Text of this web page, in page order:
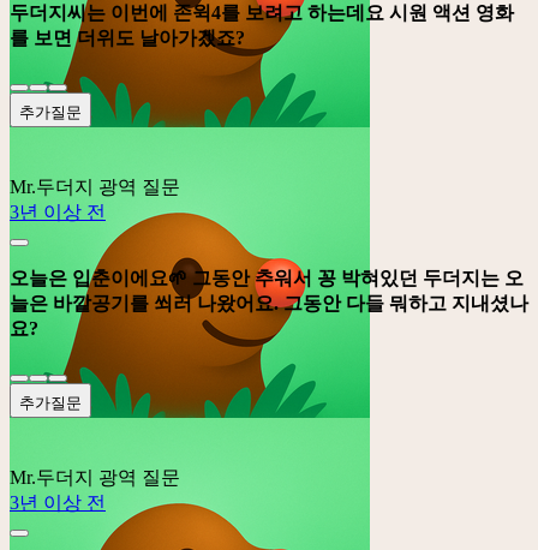
두더지씨는 이번에 존윅4를 보려고 하는데요 시원 액션 영화
를 보면 더위도 날아가겠죠?
추가질문
Mr.두더지
광역 질문
3년 이상 전
오늘은 입춘이에요🌱 그동안 추워서 꽁 박혀있던 두더지는 오
늘은 바깥공기를 쐬러 나왔어요. 그동안 다들 뭐하고 지내셨나
요?
추가질문
Mr.두더지
광역 질문
3년 이상 전